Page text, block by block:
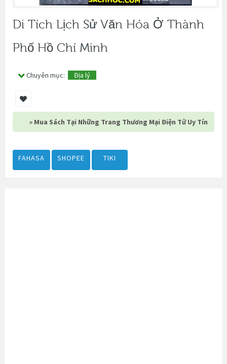
Di Tích Lịch Sử Văn Hóa Ở Thành
Phố Hồ Chí Minh
Chuyên mục: Địa lý
» Mua Sách Tại Những Trang Thương Mại Điện Tử Uy Tín
FAHASA SHOPEE TIKI